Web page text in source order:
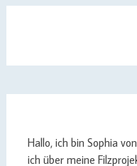
Hallo, ich bin Sophia
ich über meine